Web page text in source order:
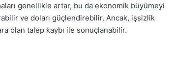
genellikle artar, bu da ekonomik büyümeyi
ve doları güçlendirebilir. Ancak, işsizlik
olan talep kaybı ile sonuçlanabilir.